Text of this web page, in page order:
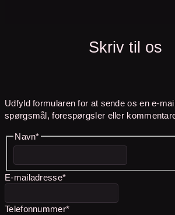
Skriv til os
Udfyld formularen for at sende os en e-
spørgsmål, forespørgsler eller
Navn*
E-mailadresse*
Telefonnummer*